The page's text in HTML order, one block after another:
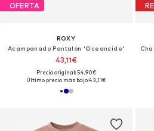
OFERTA
ROXY
Acampanado Pantalón 'Oceanside'
43,11€
Precio original: 54,90€
Último precio más bajo:43,11€